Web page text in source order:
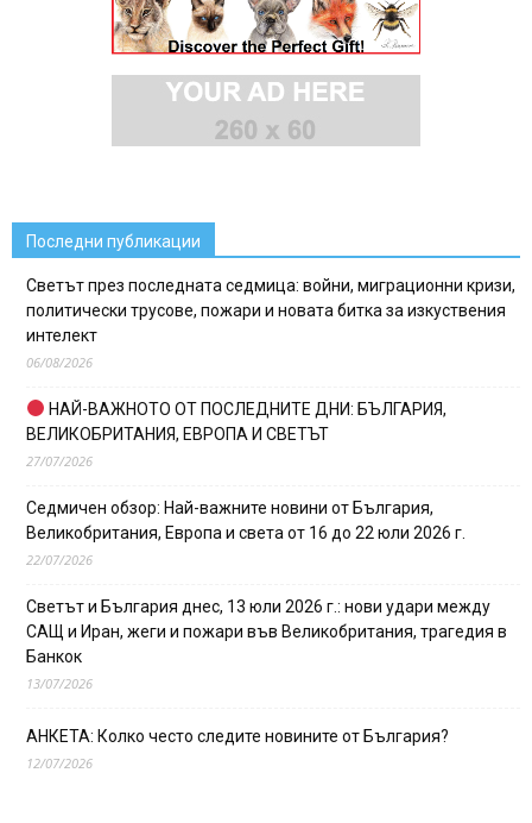
Последни публикации
Светът през последната седмица: войни, миграционни кризи,
политически трусове, пожари и новата битка за изкуствения
интелект
06/08/2026
НАЙ-ВАЖНОТО ОТ ПОСЛЕДНИТЕ ДНИ: БЪЛГАРИЯ,
ВЕЛИКОБРИТАНИЯ, ЕВРОПА И СВЕТЪТ
27/07/2026
Седмичен обзор: Най-важните новини от България,
Великобритания, Европа и света от 16 до 22 юли 2026 г.
22/07/2026
Светът и България днес, 13 юли 2026 г.: нови удари между
САЩ и Иран, жеги и пожари във Великобритания, трагедия в
Банкок
13/07/2026
АНКЕТА: Колко често следите новините от България?
12/07/2026